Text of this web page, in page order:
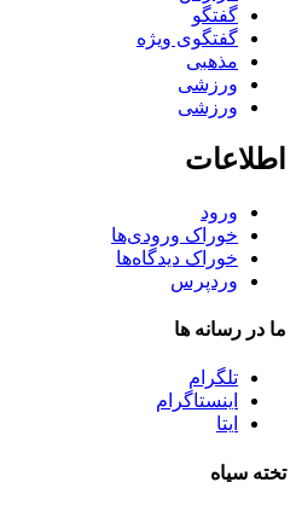
گفتگو
گفتگوی ویژه
مذهبی
ورزشی
ورزشی
اطلاعات
ورود
خوراک ورودی‌ها
خوراک دیدگاه‌ها
وردپرس
ما در رسانه ها
تلگرام
اینستاگرام
ایتا
تخته سیاه